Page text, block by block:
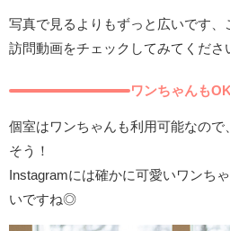
写真で見るよりもずっと広いです
訪問動画をチェックしてみてくださ
ワンちゃんも
個室はワンちゃんも利用可能なの
そう！
Instagramには確かに可愛いワンち
いですね◎